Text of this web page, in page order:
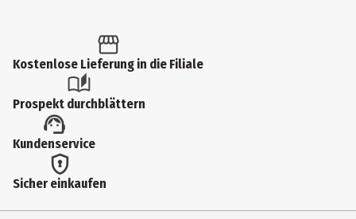
Kostenlose Lieferung in die Filiale
Prospekt durchblättern
Kundenservice
Sicher einkaufen